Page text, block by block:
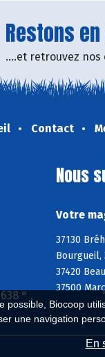
possible, Biocoop
une navigation
En
Restons
....et retrouvez
Contact
° ,
Nous
Votre
37130
Bourgueil,
37420
37500